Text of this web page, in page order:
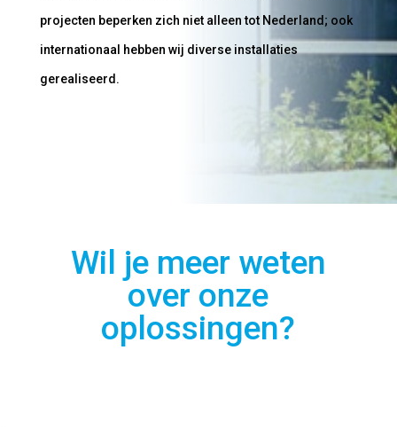
projecten beperken zich niet alleen tot Nederland; ook
internationaal hebben wij diverse installaties
gerealiseerd.
Wil je meer weten
over onze
oplossingen?